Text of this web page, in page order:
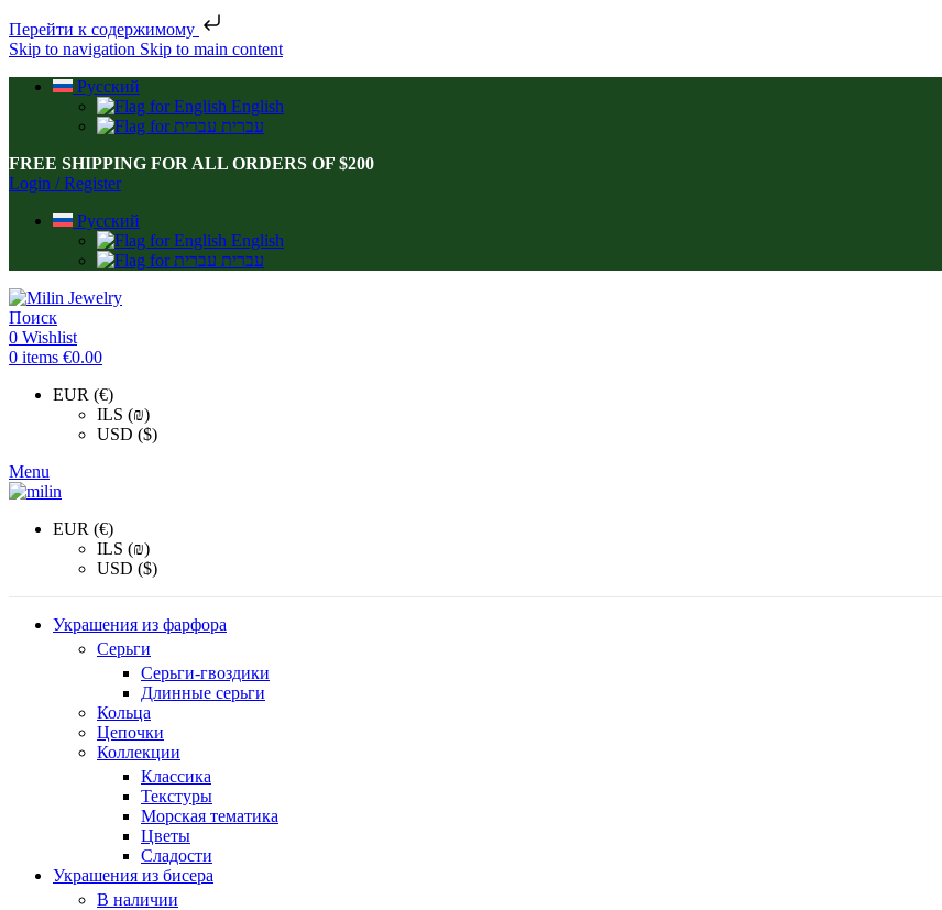
Перейти к содержимому
Skip to navigation Skip to main content
Русский
English
עברית
FREE SHIPPING FOR ALL ORDERS OF $200
Login / Register
Русский
English
עברית
Поиск
0 Wishlist
0 items €0.00
EUR (€)
ILS (₪)
USD ($)
Menu
EUR (€)
ILS (₪)
USD ($)
Украшения из фарфора
Серьги
Серьги-гвоздики
Длинные серьги
Кольца
Цепочки
Коллекции
Классика
Текстуры
Морская тематика
Цветы
Сладости
Украшения из бисера
В наличии